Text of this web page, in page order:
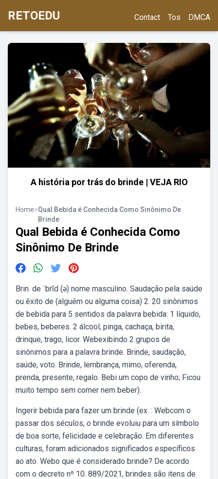
RETOEDU Contact Tos DMCA
A história por trás do brinde | VEJA RIO
Home>Qual Bebida é Conhecida Como Sinônimo De
Brinde
Qual Bebida é Conhecida Como
Sinônimo De Brinde
Brin. de ˈbrĩd (ə) nome masculino. Saudação pela saúde
ou êxito de (alguém ou alguma coisa) 2. 20 sinônimos
de bebida para 5 sentidos da palavra bebida: 1 líquido,
bebes, beberes. 2 álcool, pinga, cachaça, birita,
drinque, trago, licor. Webexibindo 2 grupos de
sinônimos para a palavra brinde. Brinde, saudação,
saúde, voto. Brinde, lembrança, mimo, oferenda,
prenda, presente, regalo. Bebi um copo de vinho; Ficou
muito tempo sem comer nem beber).
Ingerir bebida para fazer um brinde (ex. : Webcom o
passar dos séculos, o brinde evoluiu para um símbolo
de boa sorte, felicidade e celebração. Em diferentes
culturas, foram adicionados significados específicos
ao ato. Webo que é considerado brinde? De acordo
com o decreto nº 10. 889/2021, brindes são itens de